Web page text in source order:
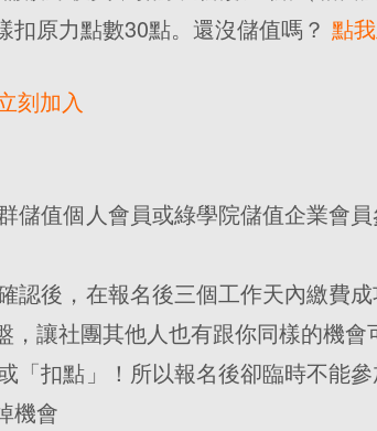
扣原力點數30點。還沒儲值嗎？點
刻加入
儲值個人會員或綠學院儲值企業會
認後，在報名後三個工作天內繳費
，讓社團其他人也有跟你同樣的機會
「扣點」！所以報名後卻臨時不能
機會